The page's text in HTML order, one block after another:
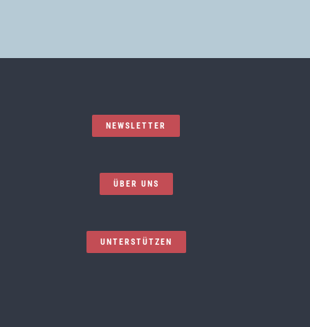
NEWSLETTER
ÜBER UNS
UNTERSTÜTZEN